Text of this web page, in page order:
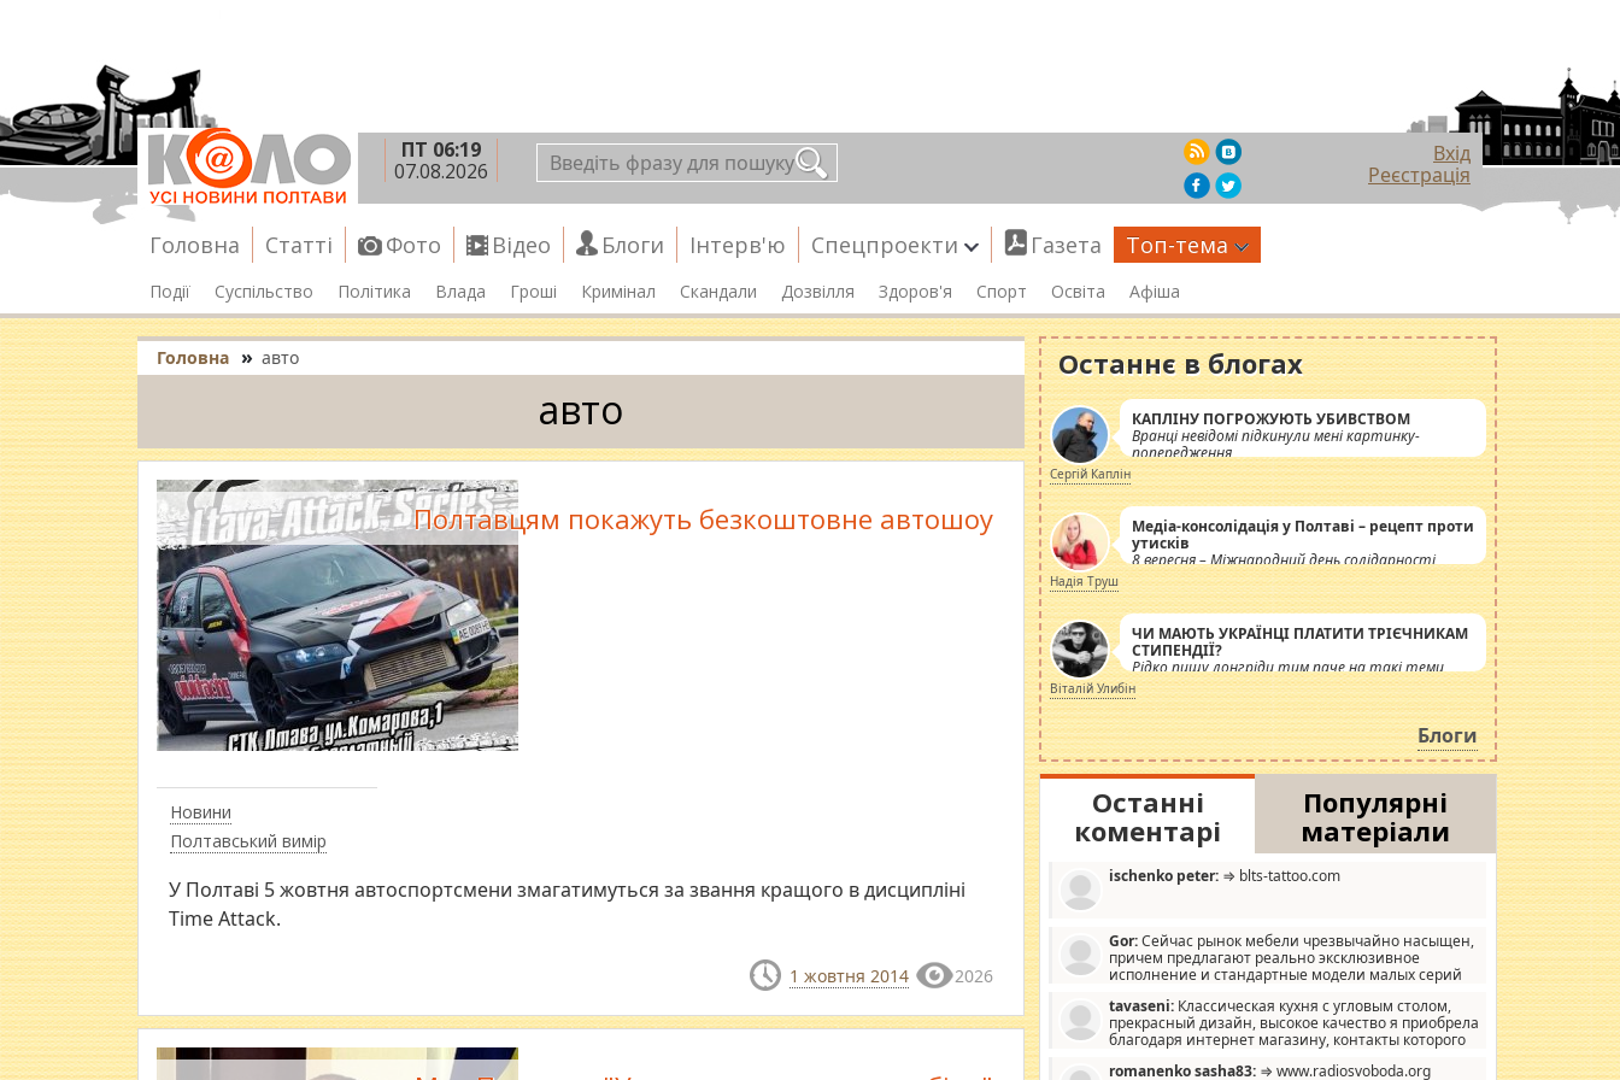
ПТ 06:19
07.08.2026
Вхід
Реєстрація
Головна Статті Фото Відео Блоги Інтерв'ю Спецпроекти Газета Топ-тема
Події Суспільство Політика Влада Гроші Кримінал Скандали Дозвілля Здоров'я Спорт Освіта Афіша
Головна » авто
авто
Новини
Полтавський вимір
Полтавцям покажуть безкоштовне автошоу
У Полтаві 5 жовтня автоспортсмени змагатимуться за звання кращого в дисципліні
Time Attack.
1 жовтня 2014 2026
Останнє в блогах
КАПЛІНУ ПОГРОЖУЮТЬ УБИВСТВОМ
Вранці невідомі підкинули мені картинку-
попередження
Сергій Каплін
Медіа-консолідація у Полтаві – рецепт проти
утисків
8 вересня – Міжнародний день солідарності
журналістів.
Надія Труш
ЧИ МАЮТЬ УКРАЇНЦІ ПЛАТИТИ ТРІЄЧНИКАМ
СТИПЕНДІЇ?
Рідко пишу лонгріди тим паче на такі теми,
але вже просто дістало! Обурюють сьогоднішні
інсенуації навколо стипендіального питання.
Штучно роздувається ще одна соціальна
катастрофа.
Віталій Улибін
Блоги
Останні
коментарі
Популярні
матеріали
ischenko peter: ⇒ blts-tattoo.com
Gor:Сейчас рынок мебели чрезвычайно насыщен,
причем предлагают реально эксклюзивное
исполнение и стандартные модели малых серий
дизайну, мало походит на стандартные формы, в MebelOk,
креативненько и что главное - со вкусом все в порядке,
без ненужных наворотов удорожающих мебель, а это не
tavaseni: Классическая кухня с угловым столом,
прекрасный дизайн, высокое качество я приобрела
благодаря интернет магазину, контакты которого
romanenko sasha83: ⇒ www.radiosvoboda.org